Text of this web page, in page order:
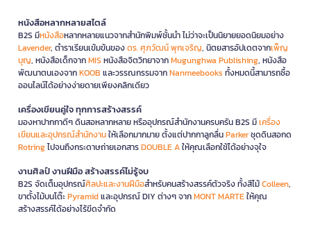
หนังสือหลากหลายสไตล์
B2S มีหนังสือหลากหลายแนวจากสำนักพิมพ์ชั้นนำ ไม่ว่าจะเป็นนิยายยอดนิยมอย่าง
Lavender, ตำราเรียนเข้มข้นของดร. ศุภวัฒน์ พุกเจริญ, นิตยสารอัปเดตจากเพ็ญ
บุญ, หนังสือเด็กจากMIS หนังสือจิตวิทยาจากMugunghwa Publishing, หนังสือ
พัฒนาตนเองจากKOOB และวรรณกรรมจากNanmeebooks ทั้งหมดนี้สามารถซื้อ
ออนไลน์ได้อย่างง่ายดายเพียงคลิกเดียว
เครื่องเขียนคู่ใจ ทุกการสร้างสรรค์
มองหาปากกาดีๆ ดินสอหลากหลาย หรืออุปกรณ์สำนักงานครบครัน B2S มีเครื่อง
เขียนและอุปกรณ์สำนักงานให้เลือกมากมาย ตั้งแต่ปากกาลูกลื่นParkerชุดดินสอกด
Rotringไปจนถึงกระดาษถ่ายเอกสารDOUBLE Aให้คุณเลือกใช้ได้อย่างจุใจ
งานศิลป์ งานฝีมือ สร้างสรรค์ไม่รู้จบ
B2S จัดเต็มอุปกรณ์ศิลปะและงานฝีมือสำหรับคนสร้างสรรค์ตัวจริง ทั้งสีไม้Colleen,
ขาตั้งไม้บนโต๊ะPyramidและอุปกรณ์ DIY ต่างๆ จากMONT MARTEให้คุณ
สร้างสรรค์ได้อย่างไร้ขีดจำกัด